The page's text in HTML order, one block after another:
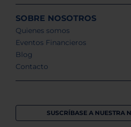
SOBRE NOSOTROS
Quienes somos
Eventos Financieros
Blog
Contacto
SUSCRÍBASE A NUESTRA